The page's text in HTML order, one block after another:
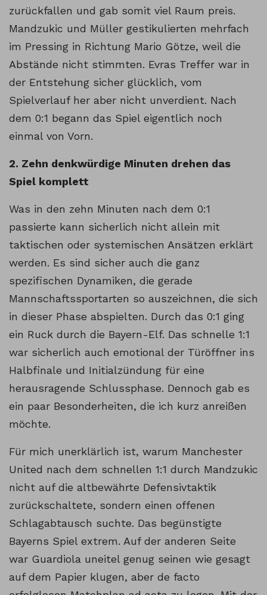
zurückfallen und gab somit viel Raum preis.
Mandzukic und Müller gestikulierten mehrfach
im Pressing in Richtung Mario Götze, weil die
Abstände nicht stimmten. Evras Treffer war in
der Entstehung sicher glücklich, vom
Spielverlauf her aber nicht unverdient. Nach
dem 0:1 begann das Spiel eigentlich noch
einmal von Vorn.
2. Zehn denkwürdige Minuten drehen das
Spiel komplett
Was in den zehn Minuten nach dem 0:1
passierte kann sicherlich nicht allein mit
taktischen oder systemischen Ansätzen erklärt
werden. Es sind sicher auch die ganz
spezifischen Dynamiken, die gerade
Mannschaftssportarten so auszeichnen, die sich
in dieser Phase abspielten. Durch das 0:1 ging
ein Ruck durch die Bayern-Elf. Das schnelle 1:1
war sicherlich auch emotional der Türöffner ins
Halbfinale und Initialzündung für eine
herausragende Schlussphase. Dennoch gab es
ein paar Besonderheiten, die ich kurz anreißen
möchte.
Für mich unerklärlich ist, warum Manchester
United nach dem schnellen 1:1 durch Mandzukic
nicht auf die altbewährte Defensivtaktik
zurückschaltete, sondern einen offenen
Schlagabtausch suchte. Das begünstigte
Bayerns Spiel extrem. Auf der anderen Seite
war Guardiola uneitel genug seinen wie gesagt
auf dem Papier klugen, aber de facto